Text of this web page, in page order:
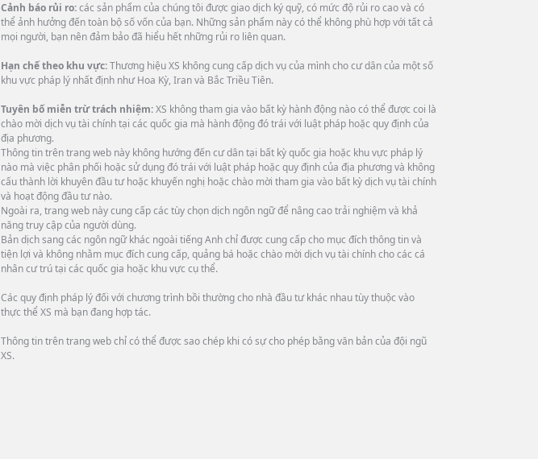
Cảnh báo rủi ro:các sản phẩm của chúng tôi được giao dịch ký quỹ, có mức độ rủi ro cao và có
thể ảnh hưởng đến toàn bộ số vốn của bạn. Những sản phẩm này có thể không phù hợp với tất cả
mọi người, bạn nên đảm bảo đã hiểu hết những rủi ro liên quan.
Hạn chế theo khu vực:Thương hiệu XS không cung cấp dịch vụ của mình cho cư dân của một số
khu vực pháp lý nhất định như Hoa Kỳ, Iran và Bắc Triều Tiên.
Tuyên bố miễn trừ trách nhiệm:XS không tham gia vào bất kỳ hành động nào có thể được coi là
chào mời dịch vụ tài chính tại các quốc gia mà hành động đó trái với luật pháp hoặc quy định của
địa phương.
Thông tin trên trang web này không hướng đến cư dân tại bất kỳ quốc gia hoặc khu vực pháp lý
nào mà việc phân phối hoặc sử dụng đó trái với luật pháp hoặc quy định của địa phương và không
cấu thành lời khuyên đầu tư hoặc khuyến nghị hoặc chào mời tham gia vào bất kỳ dịch vụ tài chính
và hoạt động đầu tư nào.
Ngoài ra, trang web này cung cấp các tùy chọn dịch ngôn ngữ để nâng cao trải nghiệm và khả
năng truy cập của người dùng.
Bản dịch sang các ngôn ngữ khác ngoài tiếng Anh chỉ được cung cấp cho mục đích thông tin và
tiện lợi và không nhằm mục đích cung cấp, quảng bá hoặc chào mời dịch vụ tài chính cho các cá
nhân cư trú tại các quốc gia hoặc khu vực cụ thể.
Các quy định pháp lý đối với chương trình bồi thường cho nhà đầu tư khác nhau tùy thuộc vào
thực thể XS mà bạn đang hợp tác.
Thông tin trên trang web chỉ có thể được sao chép khi có sự cho phép bằng văn bản của đội ngũ
XS.